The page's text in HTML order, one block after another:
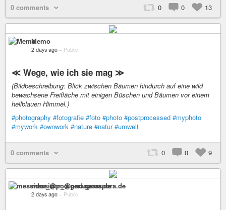
0 comments 0 0 13
Memo
2 days ago – Public
≪ Wege, wie ich sie mag ≫
(Bildbeschreibung: Blick zwischen Bäumen hindurch auf eine wild
bewachsene Freifläche mit einigen Büschen und Bäumen vor einem
hellblauen Himmel.)
#photography #fotografie #foto #photo #postprocessed #myphoto
#mywork #ownwork #nature #natur #umwelt
0 comments 0 0 9
messidor_@pod.geraspora.de
2 days ago – Public